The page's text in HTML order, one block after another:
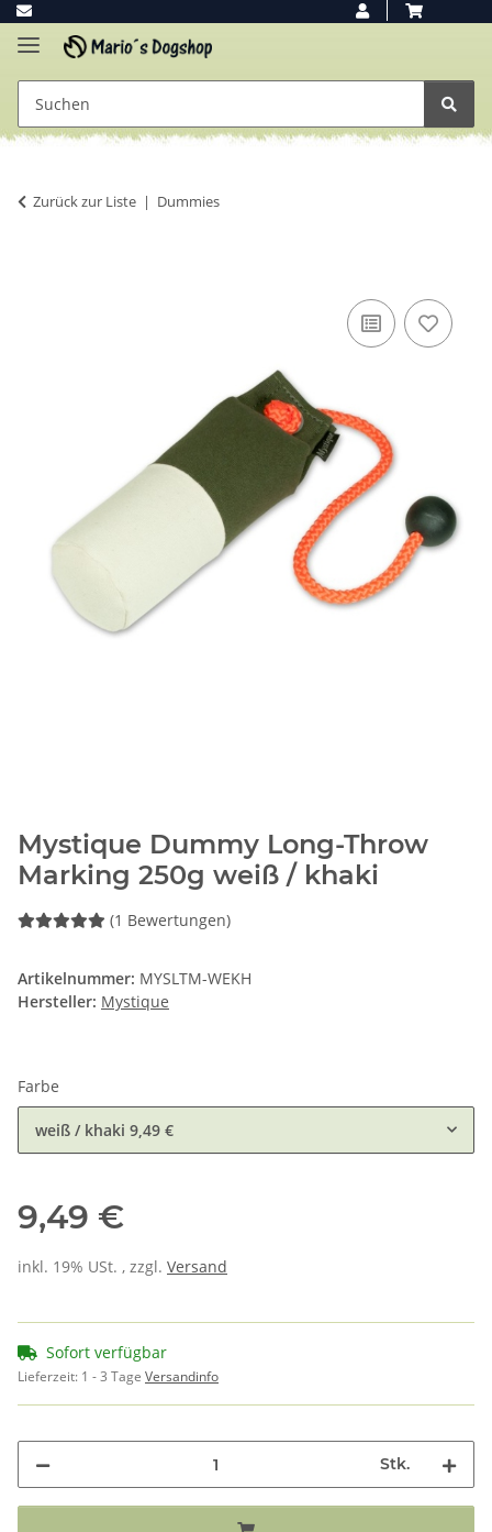
Zurück zur Liste Dummies
Mystique Dummy Long-Throw
Marking 250g weiß / khaki
(1 Bewertungen)
Artikelnummer: MYSLTM-WEKH
Hersteller: Mystique
Farbe
weiß / khaki 9,49 €
9,49 €
inkl. 19% USt. , zzgl. Versand
Sofort verfügbar
Lieferzeit: 1 - 3 Tage Versandinfo
Stk.